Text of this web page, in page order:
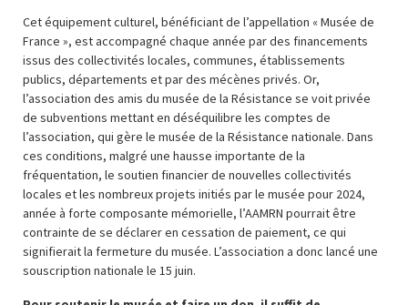
Cet équipement culturel, bénéficiant de l’appellation « Musée de
France », est accompagné chaque année par des financements
issus des collectivités locales, communes, établissements
publics, départements et par des mécènes privés. Or,
l’association des amis du musée de la Résistance se voit privée
de subventions mettant en déséquilibre les comptes de
l’association, qui gère le musée de la Résistance nationale. Dans
ces conditions, malgré une hausse importante de la
fréquentation, le soutien financier de nouvelles collectivités
locales et les nombreux projets initiés par le musée pour 2024,
année à forte composante mémorielle, l’AAMRN pourrait être
contrainte de se déclarer en cessation de paiement, ce qui
signifierait la fermeture du musée. L’association a donc lancé une
souscription nationale le 15 juin.